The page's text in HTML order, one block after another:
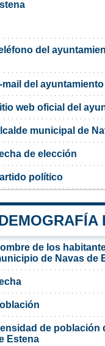
del
mail del ayuntamiento
web oficial del
municipal de
de elección
político
de los
de Navas de
de población
Estena